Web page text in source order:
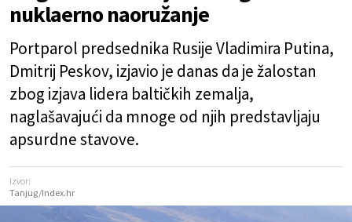
nuklaerno naoružanje
Portparol predsednika Rusije Vladimira Putina,
Dmitrij Peskov, izjavio je danas da je žalostan
zbog izjava lidera baltičkih zemalja,
naglašavajući da mnoge od njih predstavljaju
apsurdne stavove.
Izvor:
Tanjug/Index.hr